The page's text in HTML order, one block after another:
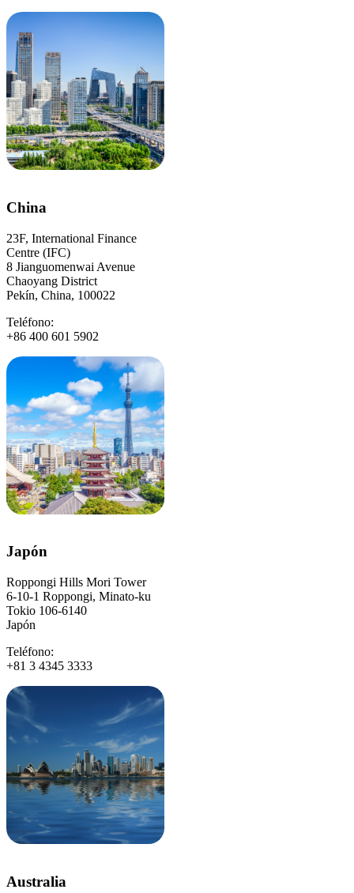
China
23F, International Finance
Centre (IFC)
8 Jianguomenwai Avenue
Chaoyang District
Pekín, China, 100022
Teléfono:
+86 400 601 5902
Japón
Roppongi Hills Mori Tower
6-10-1 Roppongi, Minato-ku
Tokio 106-6140
Japón
Teléfono:
+81 3 4345 3333
Australia